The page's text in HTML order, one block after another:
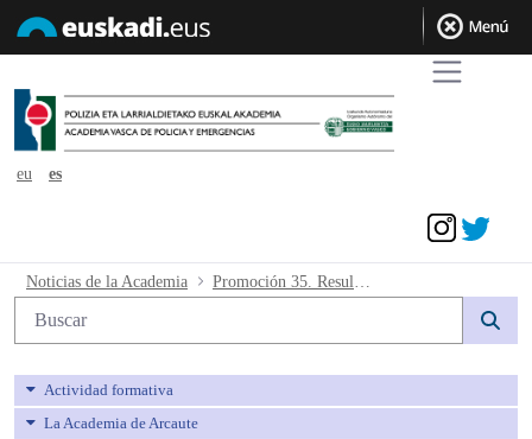
eu
es
Promoción 35. Resultados definitivos
Noticias de la Academia
Búsqueda web
Actividad formativa
La Academia de Arcaute